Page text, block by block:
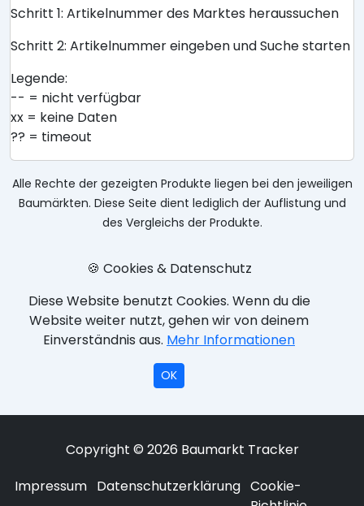
Schritt 1: Artikelnummer des Marktes heraussuchen
Schritt 2: Artikelnummer eingeben und Suche starten
Legende:
-- = nicht verfügbar
xx = keine Daten
?? = timeout
Alle Rechte der gezeigten Produkte liegen bei den jeweiligen
Baumärkten. Diese Seite dient lediglich der Auflistung und
des Vergleichs der Produkte.
🍪 Cookies & Datenschutz
Diese Website benutzt Cookies. Wenn du die
Website weiter nutzt, gehen wir von deinem
Einverständnis aus. Mehr Informationen
OK
Copyright © 2026 Baumarkt Tracker
Impressum Datenschutzerklärung Cookie-